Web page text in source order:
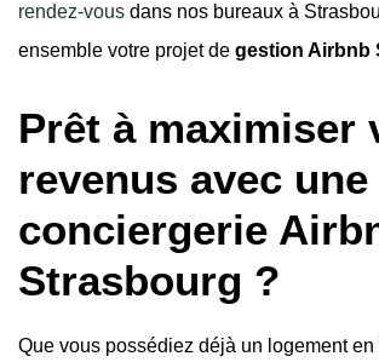
rendez-vous dans nos bureaux à
ensemble votre projet de gestion Airbnb
Prêt à maximiser
revenus avec une
conciergerie
Strasbourg ?
Que vous possédiez déjà un logement en